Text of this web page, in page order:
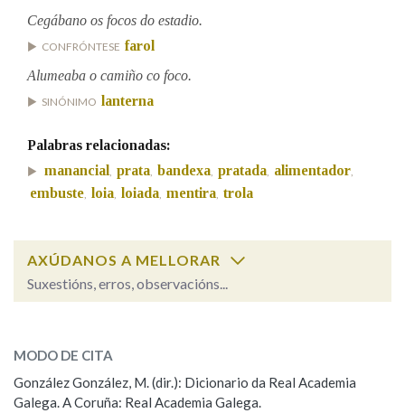
OUTRAS OPCIÓNS DE BUSCA
Marcas gramaticais
Pertence a
Cegábano os focos do estadio.
CONFRÓNTESE farol
Alumeaba o camiño co foco.
SINÓNIMO lanterna
Palabras relacionadas:
manancial , prata, bandexa, pratada, alimentador,
embuste, loia, loiada, mentira, trola
AXÚDANOS A MELLORAR
Suxestións, erros, observacións...
foco, foca
foco (punto ou aparello)
MODO DE CITA
González González, M. (dir.): Dicionario da Real Academia
Galega. A Coruña: Real Academia Galega.